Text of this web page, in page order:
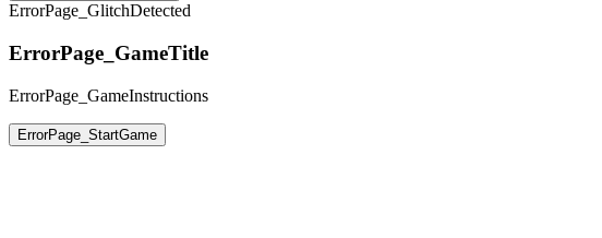
ErrorPage_GlitchDetected
ErrorPage_GameTitle
ErrorPage_GameInstructions
ErrorPage_StartGame